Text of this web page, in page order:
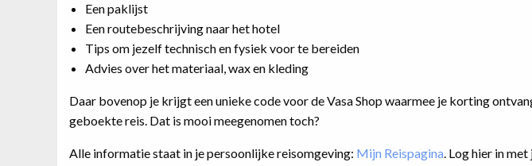
Een paklijst
Een routebeschrijving naar het hotel
Tips om jezelf technisch en fysiek voor te bereiden
Advies over het materiaal, wax en kleding
Daar bovenop je krijgt een unieke code voor de Vasa Shop waarmee je korting
geboekte reis. Dat is mooi meegenomen toch?
Alle informatie staat in je persoonlijke reisomgeving: Mijn Reispagina. Log hier in